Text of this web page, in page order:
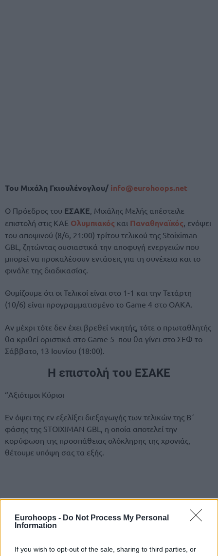
Eurohoops - Do Not Process My Personal
Information
If you wish to opt-out of the sale, sharing to third parties, or
Του Μιχάλη Γκιουλένογλου/ info@eurohoops.net
Ο Πρόεδρος του ΕΣΑΚΕ, Μιχάλης Μελής απέστειλε
επιστολή στις ΚΑΕ Ολυμπιακός και Παναθηναϊκός, ενόψει
του αποψινού (8/6, 21:00) τρίτου τελικού της Stoiximan
GBL, ζητώντας ουσιαστικά την αποφυγή ενεργειών που
μπορεί να προκαλέσουν εντάσεις για τη συνέχεια και το
φινάλε της διαδικασίας.
Θυμίζουμε ότι οι Τελικοί είναι στο 1-1 και την Τετάρτη
(10/6) είναι προγραμματισμένο το Game 4 στο ΟΑΚΑ.
Αν μέχρι τότε δεν έχει βρεθεί νικητής, τότε ο πρωταθλητής
θα κριθεί οριστικά στο Game 5 που θα γίνει στο ΣΕΦ το
Σάββατο, 13 Ιουνίου (18:00).
Η επιστολή του ΕΣΑΚΕ
“Αξιότιμοι Κύριοι
Εν όψει της εν εξελίξει διεξαγωγής των τελικών της Β΄
φάσης της STOIXIMAN GBL, η οποία αποτελεί την
κορύφωση της προσπάθειας ολόκληρης της χρονιάς,
θέτουμε υπόψη σας τα εξής.